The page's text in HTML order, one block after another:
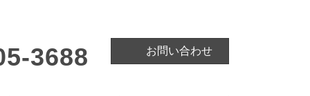
3688 お問い合わせ